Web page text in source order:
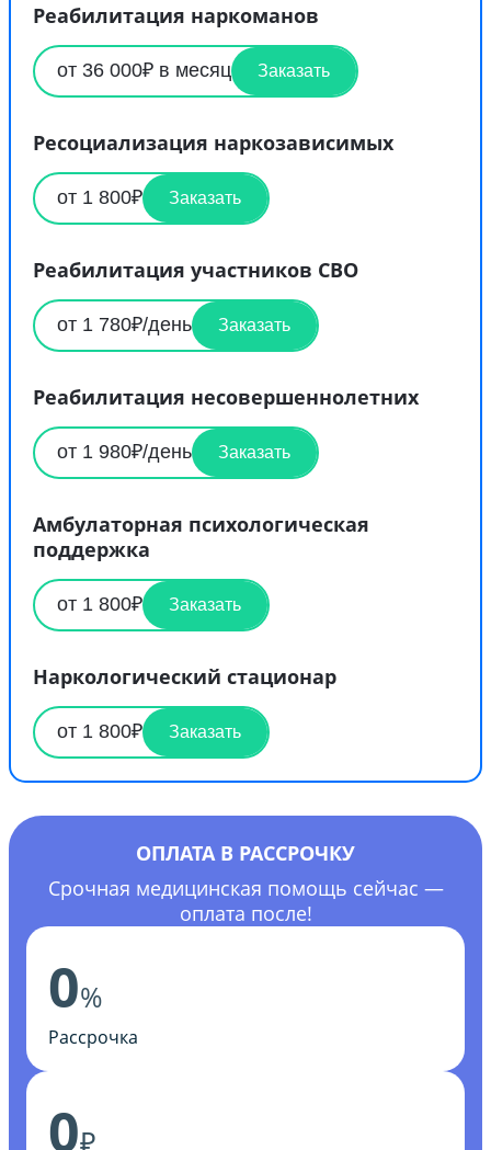
Реабилитация наркоманов
от 36 000₽ в месяц Заказать
Ресоциализация наркозависимых
от 1 800₽ Заказать
Реабилитация участников СВО
от 1 780₽/день Заказать
Реабилитация несовершеннолетних
от 1 980₽/день Заказать
Амбулаторная психологическая
поддержка
от 1 800₽ Заказать
Наркологический стационар
от 1 800₽ Заказать
ОПЛАТА В РАССРОЧКУ
Срочная медицинская помощь сейчас —
оплата после!
0%
Рассрочка
0₽